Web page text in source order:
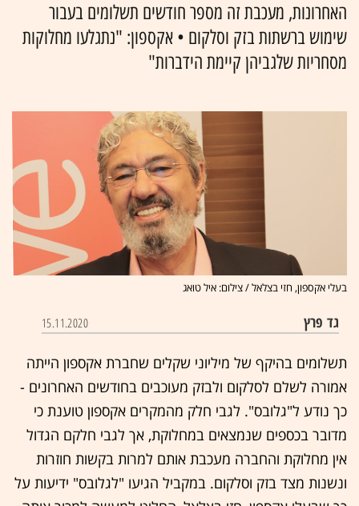
האחרונות, מעכבת זה מספר חודשים תשלומים בעבור
שימוש ברשתות בזק וסלקום • אקספון: "נתגלעו מחלוקות
מסחריות שלגביהן קיימת הידברות"
בעלי אקספון, חזי בצלאל / צילום: איל טואג
גד פרץ 15.11.2020
תשלומים בהיקף של מיליוני שקלים שחברת אקספון הייתה
אמורה לשלם לסלקום ולבזק מעוכבים בחודשים האחרונים -
כך נודע ל"גלובס". לגבי חלק מהמקרים אקספון טוענת כי
מדובר בכספים שנמצאים במחלוקת, אך לגבי חלקם הגדול
אין מחלוקת והחברה מעכבת אותם למרות בקשות חוזרות
ונשנות מצד בזק וסלקום. במקביל הגיעו "לגלובס" ידיעות על